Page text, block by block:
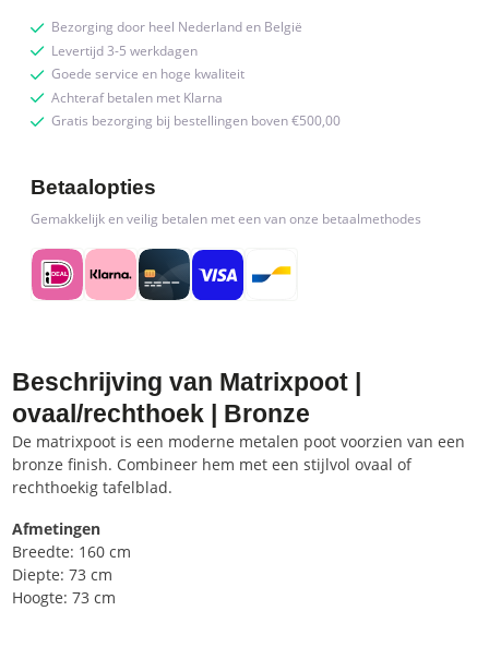
Bezorging door heel Nederland en België
Levertijd 3-5 werkdagen
Goede service en hoge kwaliteit
Achteraf betalen met Klarna
Gratis bezorging bij bestellingen boven €500,00
Betaalopties
Gemakkelijk en veilig betalen met een van onze betaalmethodes
Beschrijving van Matrixpoot |
ovaal/rechthoek | Bronze
De matrixpoot is een moderne metalen poot voorzien van een
bronze finish. Combineer hem met een stijlvol ovaal of
rechthoekig tafelblad.
Afmetingen
Breedte: 160 cm
Diepte: 73 cm
Hoogte: 73 cm